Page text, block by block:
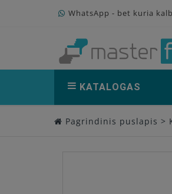
WhatsApp - bet kuria
KATALOGAS
Pagrindinis puslapis >